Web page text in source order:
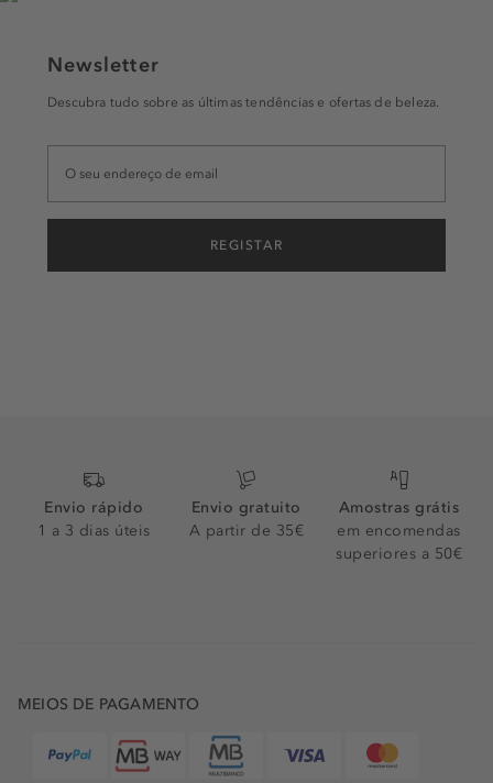
Newsletter
Descubra tudo sobre as últimas tendências e ofertas de beleza.
REGISTAR
Envio rápido
1 a 3 dias úteis
Envio gratuito
A partir de 35€
Amostras grátis
em encomendas
superiores a 50€
MEIOS DE PAGAMENTO